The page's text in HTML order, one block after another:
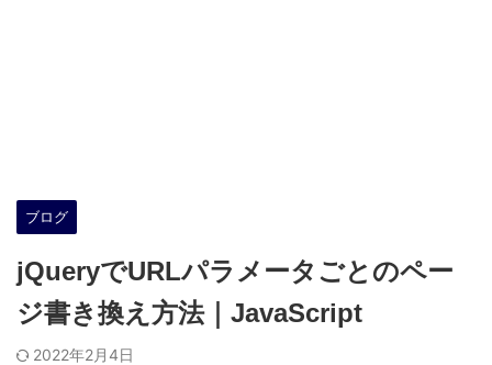
ブログ
jQueryでURLパラメータごとのペー
ジ書き換え方法｜JavaScript
2022年2月4日